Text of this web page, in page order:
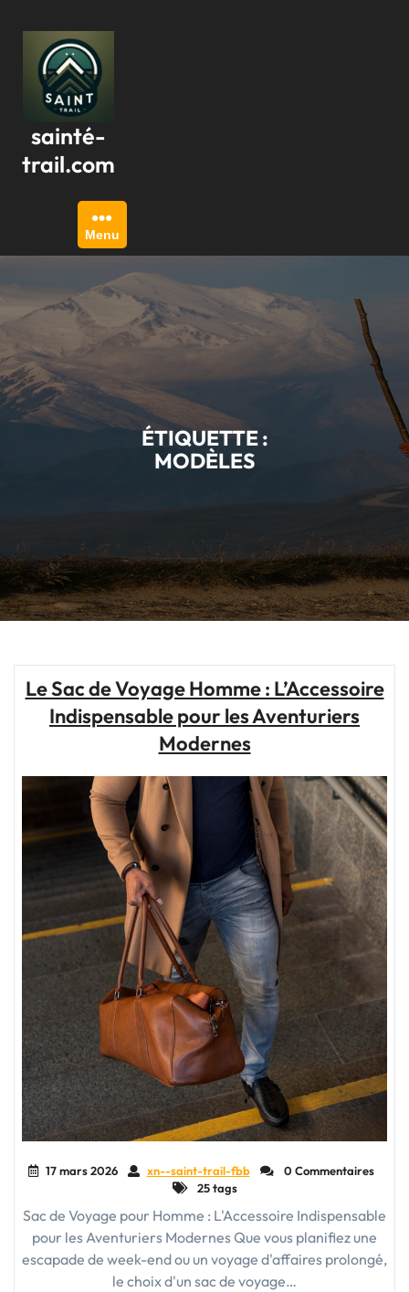
contenu
sainté-
trail.com
Menu
ÉTIQUETTE :
MODÈLES
Le Sac de Voyage Homme : L’Accessoire
Indispensable pour les Aventuriers
Modernes
17 mars 2026 xn--saint-trail-fbb
0 Commentaires
25 tags
Sac de Voyage pour Homme : L'Accessoire Indispensable
pour les Aventuriers Modernes Que vous planifiez une
escapade de week-end ou un voyage d'affaires prolongé,
le choix d'un sac de voyage…